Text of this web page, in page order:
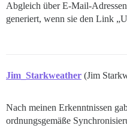
Abgleich über E-Mail-
generiert, wenn sie den Link
Jim_Starkweather (Jim
Nach meinen Erkenntnissen
ordnungsgemäße